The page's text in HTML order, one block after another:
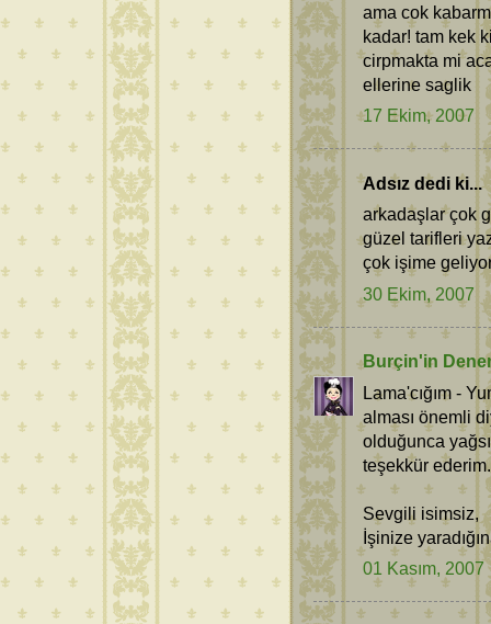
ama cok
kadar! tam kek
cirpmakta mi
ellerine saglik
17 Ekim, 2007
Adsız dedi ki...
arkadaşlar çok
güzel tarifleri
çok işime
30 Ekim, 2007
Burçin'in
Lama'cığım -
alması önemli
olduğunca
teşekkür
Sevgili isimsiz,
İşinize
01 Kasım, 2007